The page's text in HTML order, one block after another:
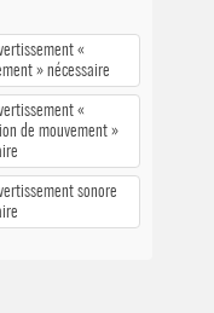
«
» nécessaire
«
de mouvement »
sonore